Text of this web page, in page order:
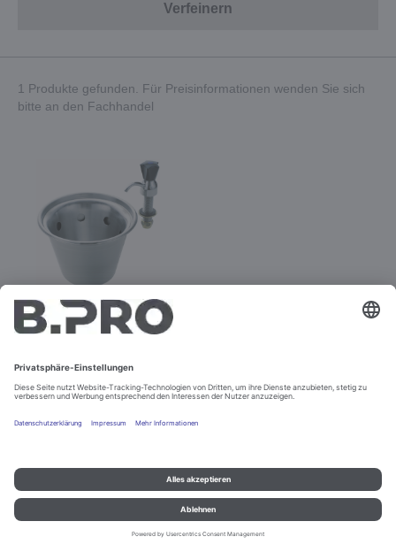
Verfeinern
1 Produkte gefunden. Für Preisinformationen wenden Sie sich
bitte an den Fachhandel
Portionierspüle
Nicht bestellbar
Impressum und Datenschutz Kontakt
© B.PRO Catering Solutions 2022